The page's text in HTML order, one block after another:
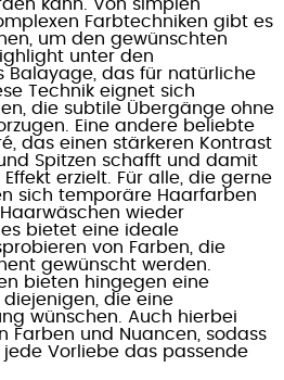
kann. Von simplen
Farbtechniken gibt es
um den gewünschten
unter den
Balayage, das für natürliche
Technik eignet sich
die subtile Übergänge ohne
Eine andere beliebte
das einen stärkeren Kontrast
Spitzen schafft und damit
erzielt. Für alle, die gerne
sich temporäre Haarfarben
wieder
bietet eine ideale
von Farben, die
gewünscht werden.
bieten hingegen eine
diejenigen, die eine
wünschen. Auch hierbei
Farben und Nuancen, sodass
Vorliebe das passende